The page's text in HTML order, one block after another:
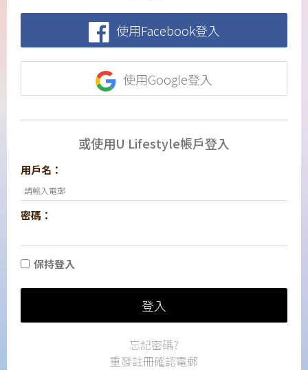
使用Facebook登入
使用Google登入
或使用U Lifestyle帳戶登入
用戶名：
密碼：
保持登入
登入
忘記密碼?
重發註冊確認電郵